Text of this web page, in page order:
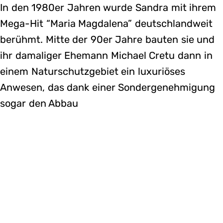
In den 1980er Jahren wurde Sandra mit ihrem
Mega-Hit “Maria Magdalena” deutschlandweit
berühmt. Mitte der 90er Jahre bauten sie und
ihr damaliger Ehemann Michael Cretu dann in
einem Naturschutzgebiet ein luxuriöses
Anwesen, das dank einer Sondergenehmigung
sogar den Abbau